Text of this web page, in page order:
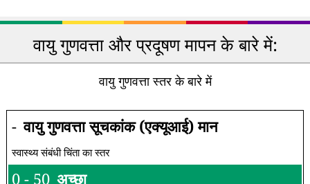
वायु गुणवत्ता और प्रदूषण मापन के बारे में:
वायु गुणवत्ता स्तर के बारे में
- वायु गुणवत्ता सूचकांक (एक्यूआई) मान
स्वास्थ्य संबंधी चिंता का स्तर
0 - 50 अच्छा